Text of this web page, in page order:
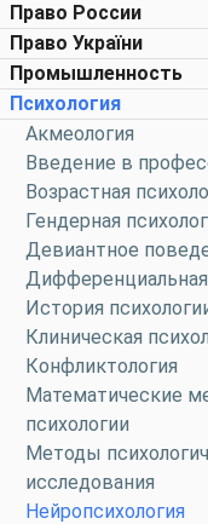
Право России
Право України
Промышленность
Психология
Акмеология
Введение в
Возрастная
Гендерная
Девиантное
Дифференциальная
История
Клиническая
Конфликтология
Математические
психологии
Методы
исследования
Нейропсихология